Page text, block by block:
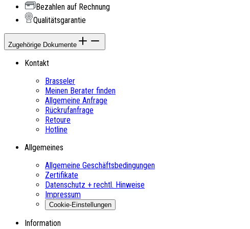
Bezahlen auf Rechnung
Qualitätsgarantie
Zugehörige Dokumente
Kontakt
Brasseler
Meinen Berater finden
Allgemeine Anfrage
Rückrufanfrage
Retoure
Hotline
Allgemeines
Allgemeine Geschäftsbedingungen
Zertifikate
Datenschutz + rechtl. Hinweise
Impressum
Cookie-Einstellungen
Information